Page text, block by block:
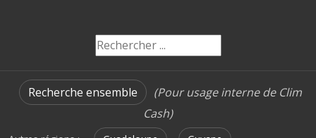
Recherche ensemble
(Pour usage interne de Clim
Cash)